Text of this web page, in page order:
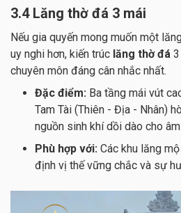
3.4 Lăng thờ đá 3 mái
Nếu gia quyến mong muốn một
uy nghi hơn, kiến trúc lăng thờ đá
chuyên môn đáng cân nhắc nhất.
Đặc điểm: Ba tầng mái vút
Tam Tài (Thiên - Địa - Nhân)
nguồn sinh khí dồi dào cho
Phù hợp với: Các khu lăng
định vị thế vững chắc và sự